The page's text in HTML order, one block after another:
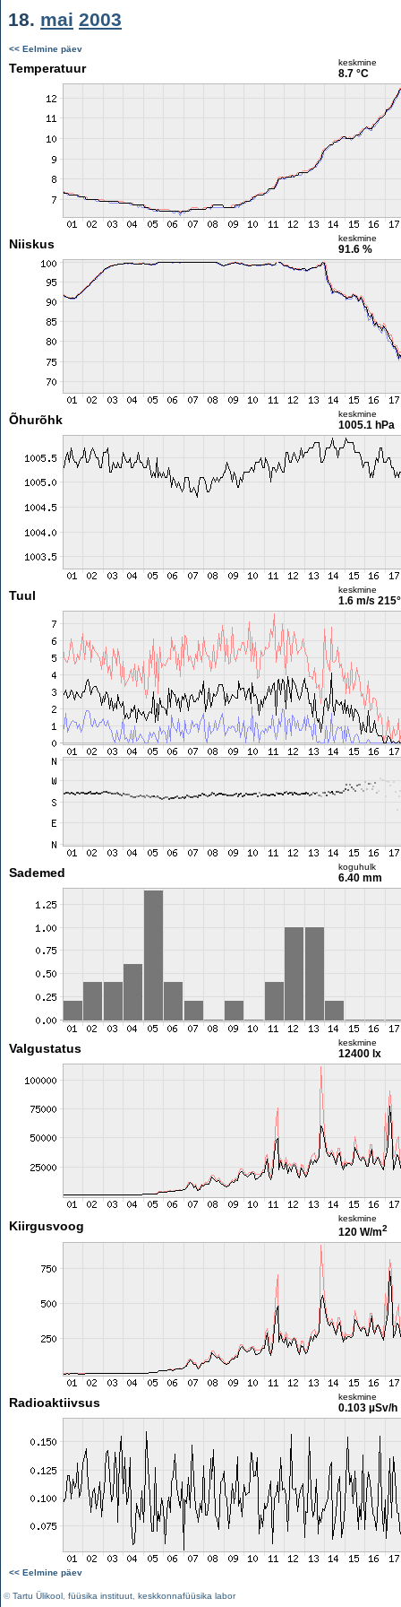
18. mai 2003
<< Eelmine päev
Temperatuur keskmine
8.7 °C
Niiskus keskmine
91.6 %
Õhurõhk keskmine
1005.1 hPa
Tuul keskmine
1.6 m/s 215°
Sademed koguhulk
6.40 mm
Valgustatus keskmine
12400 lx
Kiirgusvoog
keskmine
120 W/m2
Radioaktiivsus keskmine
0.103 µSv/h
<< Eelmine päev
©Tartu Ülikool füüsika instituut keskkonnafüüsika labor